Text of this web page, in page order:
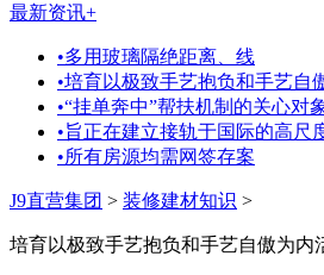
最新资讯+
•多用玻璃隔绝距离、线
•培育以极致手艺抱负和手艺自
•“挂单奔中”帮扶机制的关心对
•旨正在建立接轨于国际的高尺
•所有房源均需网签存案
J9直营集团 > 装修建材知识 >
培育以极致手艺抱负和手艺自傲为内